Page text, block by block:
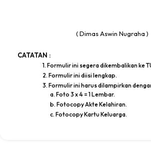
( Dimas Aswin Nugraha )
CATATAN :
1. Formulir ini segera dikembalikan ke
2. Formulir ini diisi lengkap.
3. Formulir ini harus dilampirkan
a. Foto 3 x 4 = 1 Lembar.
b. Fotocopy Akte Kelahiran.
c. Fotocopy Kartu Keluarga.